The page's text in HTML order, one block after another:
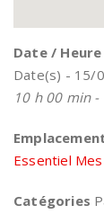
Date / Heure
Date(s) - 15/
10 h 00 min
Essentiel
Catégories